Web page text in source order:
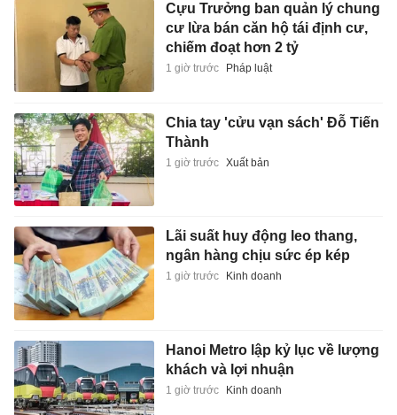
Cựu Trưởng ban quản lý chung
cư lừa bán căn hộ tái định cư,
chiếm đoạt hơn 2 tỷ
1 giờ trước Pháp luật
Chia tay 'cửu vạn sách' Đỗ Tiến
Thành
1 giờ trước Xuất bản
Lãi suất huy động leo thang,
ngân hàng chịu sức ép kép
1 giờ trước Kinh doanh
Hanoi Metro lập kỷ lục về lượng
khách và lợi nhuận
1 giờ trước Kinh doanh